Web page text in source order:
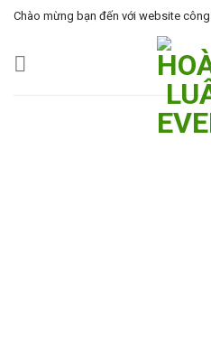
Skip
content
Chào mừng bạn đến với website